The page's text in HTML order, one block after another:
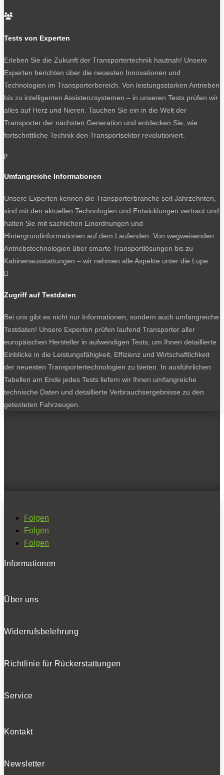
Angetrieben von einem 48-Volt-Elektromotor mit 9 kW
erreicht der Fiat Tris eine Höchstgeschwindigkeit von 45
kWh, damit soll der Lastenzwerg bis zu 90 Kilometer weit
kommen. Weiter wird man mit ihm am Tag auch kaum
fahren wollen. Aufgeladen wird der Kleine an der 230-
Volt-Steckdose. Die Antriebstechnik stammt aus dem
Mikrocar Fiat Topolino und dessen Geschwistern.
Mikro-Transporter sprießen an vielen Stellen, drei von
Bento
0
NEWSLETTER
Ich habe die
SOCIALS
Folgen
Folgen
BELIEBTE NEWS

Tests von Experten
Erleben Sie die Zukunft der Transportertechnik hautnah! Unsere
Experten berichten über die neuesten Innovationen und
Technologien im Transporterbereich. Von leistungsstarken Antrieben
bis zu intelligenten Assistenzsystemen – in unseren Tests prüfen wir
alles auf Herz und Nieren. Tauchen Sie ein in die Welt der
Transporter der nächsten Generation und entdecken Sie, wie
fortschrittliche Technik den Transportsektor revolutioniert.
p
Umfangreiche Informationen
Unsere Experten kennen die Transporterbranche seit Jahrzehnten,
sind mit den aktuellen Technologien und Entwicklungen vertraut und
halten Sie mit sachlichen Einordnungen und
Hintergrundinformationen auf dem Laufenden. Von wegweisenden
Antriebstechnologien über smarte Transportlösungen bis zu
Kabinenausstattungen – wir nehmen alle Aspekte unter die Lupe.

Zugriff auf Testdaten
Bei uns gibt es nicht nur Informationen, sondern auch umfangreiche
Testdaten! Unsere Experten prüfen laufend Transporter aller
europäischen Hersteller in aufwendigen Tests, um Ihnen detaillierte
Einblicke in die Leistungsfähigkeit, Effizienz und Wirtschaftlichkeit
der neuesten Transportertechnologien zu bieten. In ausführlichen
Tabellen am Ende jedes Tests liefern wir Ihnen umfangreiche
technische Daten und detaillierte Verbrauchsergebnisse zu den
getesteten Fahrzeugen.
Folgen
Folgen
Folgen
Informationen
Über uns
Widerrufsbelehrung
Richtlinie für Rückerstattungen
Service
Kontakt
Newsletter